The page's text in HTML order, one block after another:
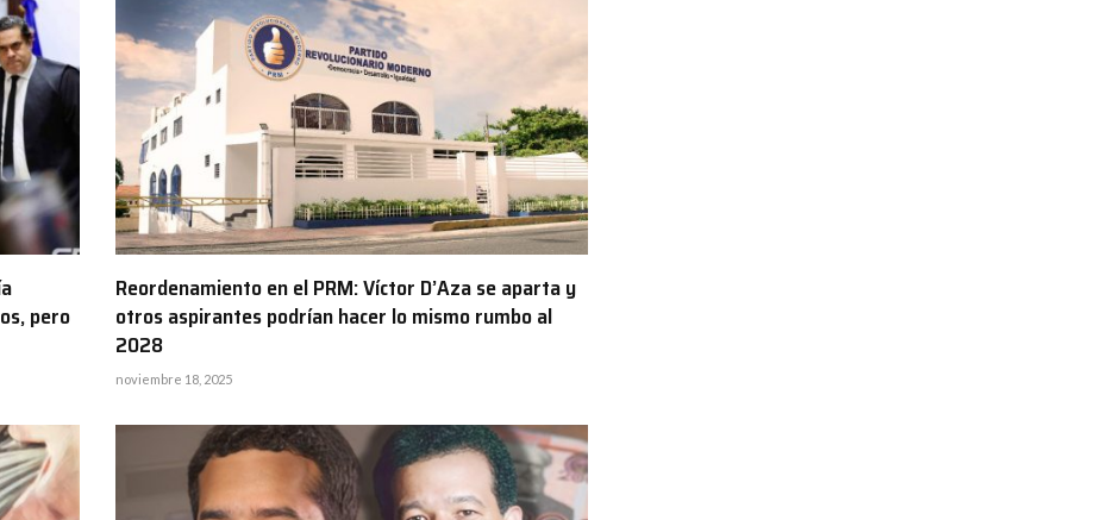
pero
Reordenamiento en el PRM: Víctor D’Aza se aparta y
otros aspirantes podrían hacer lo mismo rumbo al
2028
noviembre 18, 2025